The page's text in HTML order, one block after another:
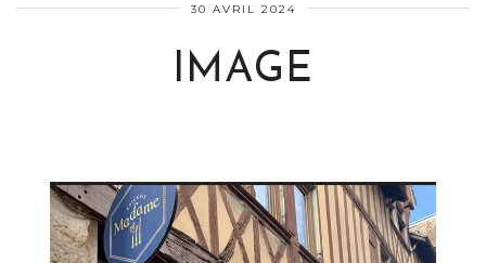
30 AVRIL 2024
IMAGE